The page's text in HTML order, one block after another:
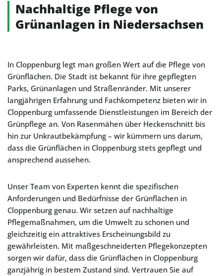
Nachhaltige Pflege von
Grünanlagen in Niedersachsen
In Cloppenburg legt man großen Wert auf die Pflege von
Grünflächen. Die Stadt ist bekannt für ihre gepflegten
Parks, Grünanlagen und Straßenränder. Mit unserer
langjährigen Erfahrung und Fachkompetenz bieten wir in
Cloppenburg umfassende Dienstleistungen im Bereich der
Grünpflege an. Von Rasenmähen über Heckenschnitt bis
hin zur Unkrautbekämpfung – wir kümmern uns darum,
dass die Grünflächen in Cloppenburg stets gepflegt und
ansprechend aussehen.
Unser Team von Experten kennt die spezifischen
Anforderungen und Bedürfnisse der Grünflächen in
Cloppenburg genau. Wir setzen auf nachhaltige
Pflegemaßnahmen, um die Umwelt zu schonen und
gleichzeitig ein attraktives Erscheinungsbild zu
gewährleisten. Mit maßgeschneiderten Pflegekonzepten
sorgen wir dafür, dass die Grünflächen in Cloppenburg
ganzjährig in bestem Zustand sind. Vertrauen Sie auf